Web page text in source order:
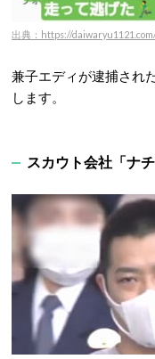
出典：https://
兼子エディが逮捕され
します。
スカウト会社「ナ